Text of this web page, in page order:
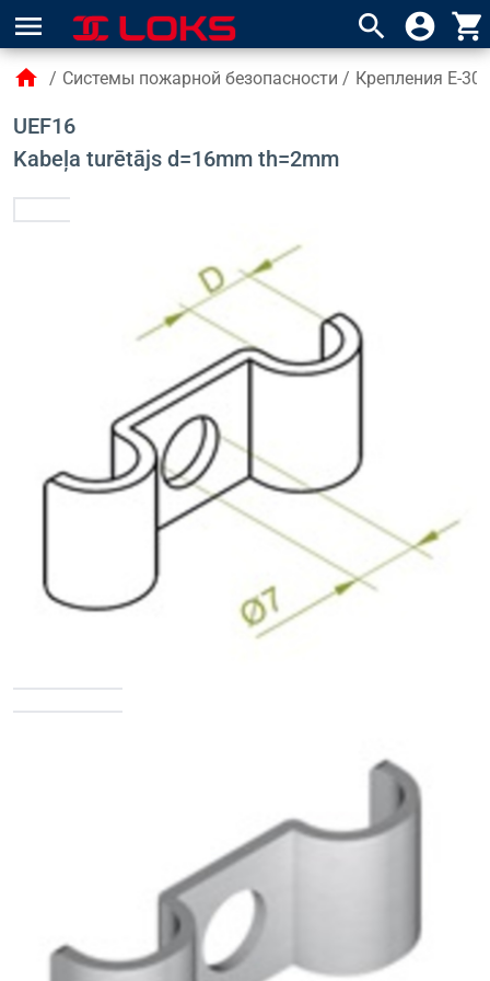
menu search account_circle shopping_cart
home / Системы пожарной безопасности / Крепления E-
UEF16
Kabeļa turētājs d=16mm th=2mm